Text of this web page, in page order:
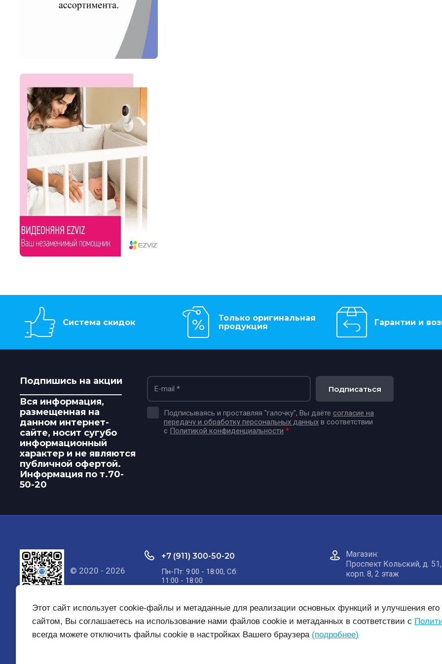
Система скидок
Только оригинальная
продукция
Гарантии и
Подпишись на акции
Вся информация,
размещенная на
данном интернет-
сайте, носит сугубо
информационный
характер и не являются
публичной офертой.
Информация по т.70-
50-20
Подписываясь и проставляя "галочку", Вы даёте согласие на
передачу и обработку персональных данныхв соответствии
с Политикой конфиденциальности *
Подписаться
© 2020 - 2026
+7 (911) 300-50-20
Пн-Пт: 9:00 - 18:00, Сб:
11:00 - 18:00
Магазин:​
Проспект Кольский, д. 51,
корп. 8, 2 этаж
Этот сайт использует cookie-файлы и метаданные для реализации основных функций и улучшения
сайтом, Вы соглашаетесь на использование нами файлов cookie и метаданных в соответствии с
всегда можете отключить файлы cookie в настройках Вашего браузера (подробнее)